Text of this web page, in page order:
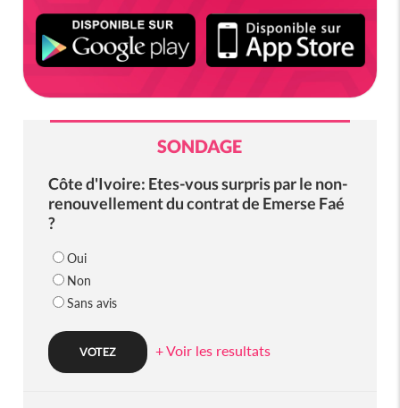
SONDAGE
Côte d'Ivoire: Etes-vous surpris par le non-
renouvellement du contrat de Emerse Faé
?
Oui
Non
Sans avis
+ Voir les resultats